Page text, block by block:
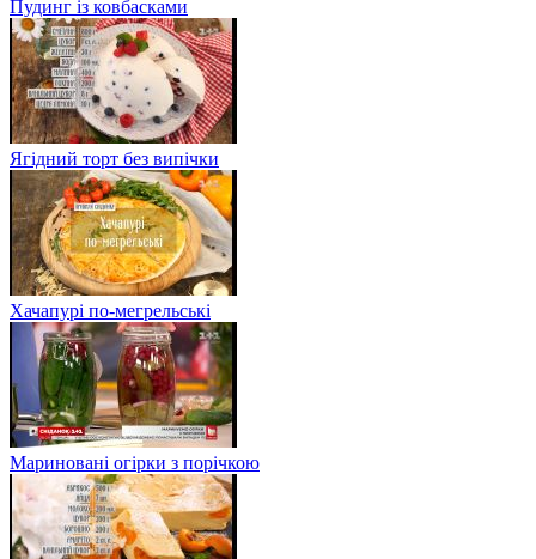
Пудинг із ковбасками
Ягідний торт без випічки
Хачапурі по-мегрельські
Мариновані огірки з порічкою